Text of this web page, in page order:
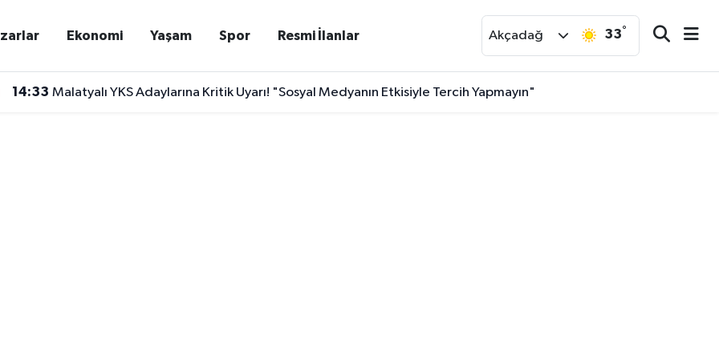
Ekonomi Yaşam Spor Resmi İlanlar Akçadağ 33°
14:33 Malatyalı YKS Adaylarına Kritik Uyarı! "Sosyal Medyanın Etkisiyle Tercih Yapmayın"